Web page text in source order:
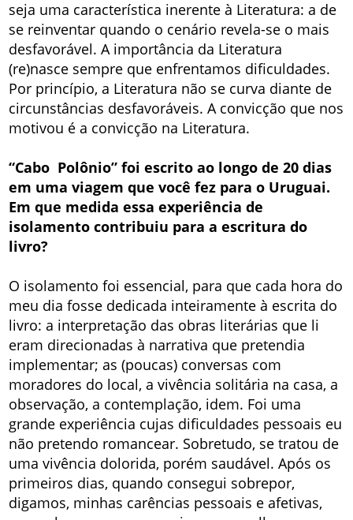
seja uma característica inerente à Literatura: a de
se reinventar quando o cenário revela-se o mais
desfavorável. A importância da Literatura
(re)nasce sempre que enfrentamos dificuldades.
Por princípio, a Literatura não se curva diante de
circunstâncias desfavoráveis. A convicção que nos
motivou é a convicção na Literatura.
“Cabo Polônio” foi escrito ao longo de 20 dias
em uma viagem que você fez para o Uruguai.
Em que medida essa experiência de
isolamento contribuiu para a escritura do
livro?
O isolamento foi essencial, para que cada hora do
meu dia fosse dedicada inteiramente à escrita do
livro: a interpretação das obras literárias que li
eram direcionadas à narrativa que pretendia
implementar; as (poucas) conversas com
moradores do local, a vivência solitária na casa, a
observação, a contemplação, idem. Foi uma
grande experiência cujas dificuldades pessoais eu
não pretendo romancear. Sobretudo, se tratou de
uma vivência dolorida, porém saudável. Após os
primeiros dias, quando consegui sobrepor,
digamos, minhas carências pessoais e afetivas,